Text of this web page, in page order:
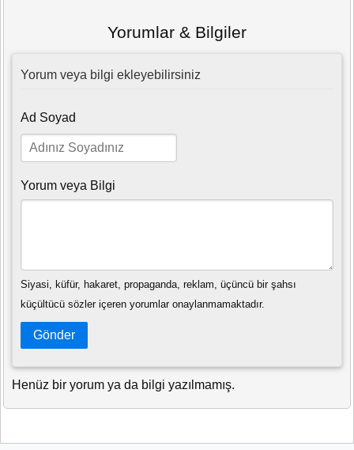
Yorumlar & Bilgiler
Yorum veya bilgi ekleyebilirsiniz
Ad Soyad
Yorum veya Bilgi
Siyasi, küfür, hakaret, propaganda, reklam, üçüncü bir şahsı
küçültücü sözler içeren yorumlar onaylanmamaktadır.
Gönder
Henüz bir yorum ya da bilgi yazılmamış.